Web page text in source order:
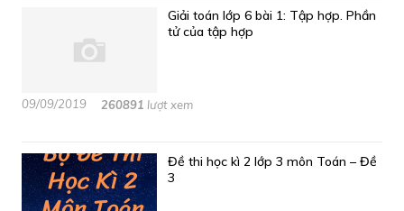
Giải toán lớp 6 bài 1: Tập hợp. Phần
tử của tập hợp
09/09/2019 260891 lượt xem
Đề thi học kì 2 lớp 3 môn Toán – Đề
3